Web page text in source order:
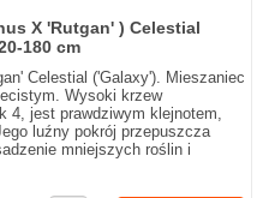
X 'Rutgan' ) Celestial
180 cm
Celestial ('Galaxy'). Mieszaniec
Wysoki krzew
4, jest prawdziwym klejnotem,
luźny pokrój przepuszcza
mniejszych roślin i